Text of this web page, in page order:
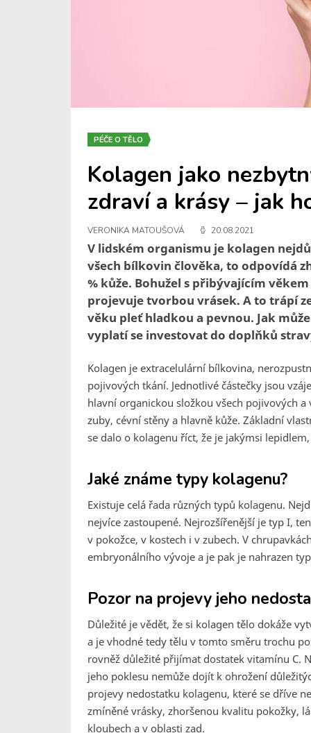
PÉČE O TĚLO
Kolagen jako
zdraví a krásy – jak
VERONIKA MATOUŠOVÁ 20.08.2021
V lidském organismu je kolagen
všech bílkovin člověka, to odpovídá
% kůže. Bohužel s přibývajícím
projevuje tvorbou vrásek. A to trápí
věku pleť hladkou a pevnou. Jak
vyplatí se investovat do doplňků
Kolagen je extracelulární bílkovina,
pojivových tkání. Jednotlivé částečky jsou
hlavní organickou složkou všech pojivových
zuby, cévní stěny a hlavně kůže. Základní
se dalo o kolagenu říct, že je jakýmsi
Jaké známe typy kolagenu?
Existuje celá řada různých typů kolagenu.
nejvíce zastoupené. Nejrozšířenější je typ I,
v pokožce, v kostech i v zubech. V
embryonálního vývoje a je pak je nahrazen
Pozor na projevy jeho
Důležité je vědět, že si kolagen tělo dokáže
a je vhodné tedy tělu v tomto směru trochu
rovněž důležité přijímat dostatek vitamínu C.
jeho poklesu nemůže dojít k ohrožení
projevy nedostatku kolagenu, které se dříve
zmíněné vrásky, zhoršenou kvalitu pokožky,
kloubech a v oblasti zad.